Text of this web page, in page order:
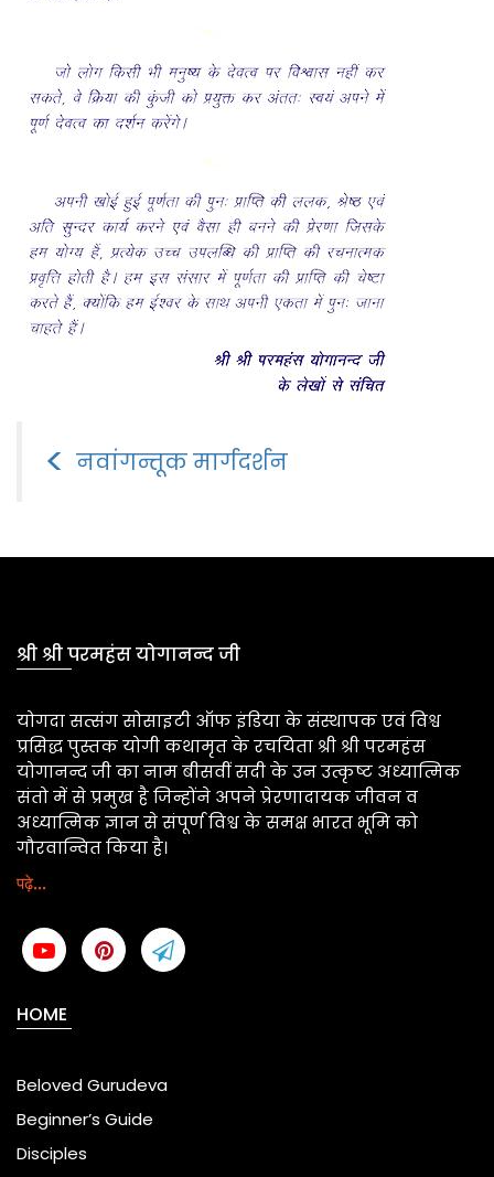
< नवांगन्तूक मार्गदर्शन
श्री श्री परमहंस योगानन्द जी
योगदा सत्संग सोसाइटी ऑफ इंडिया के संस्थापक एवं विश्व
प्रसिद्ध पुस्तक योगी कथामृत के रचयिता श्री श्री परमहंस
योगानन्द जी का नाम बीसवीं सदी के उन उत्कृष्ट अध्यात्मिक
संतो में से प्रमुख है जिन्होंने अपने प्रेरणादायक जीवन व
अध्यात्मिक ज्ञान से संपूर्ण विश्व के समक्ष भारत भूमि को
गौरवान्वित किया है।
पढ़े...
HOME
Beloved Gurudeva
Beginner’s Guide
Disciples